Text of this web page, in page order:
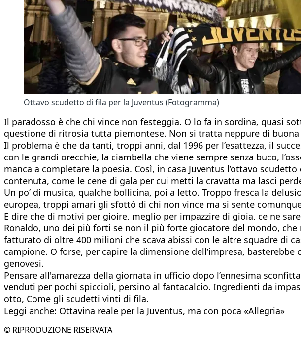
Ottavo scudetto di fila per la Juventus (Fotogramma)
Il paradosso è che chi vince non festeggia. O lo fa in sordina, quasi
questione di ritrosia tutta piemontese. Non si tratta neppure di
Il problema è che da tanti, troppi anni, dal 1996 per l’esattezza, il
con le grandi orecchie, la ciambella che viene sempre senza buco,
manca a completare la poesia. Così, in casa Juventus l’ottavo
contenuta, come le cene di gala per cui metti la cravatta ma lasci
Un po’ di musica, qualche bollicina, poi a letto. Troppo fresca la
europea, troppi amari gli sfottò di chi non vince ma si sente
E dire che di motivi per gioire, meglio per impazzire di gioia, ce ne
Ronaldo, uno dei più forti se non il più forte giocatore del mondo,
fatturato di oltre 400 milioni che scava abissi con le altre squadre di
campione. O forse, per capire la dimensione dell’impresa,
genovesi.
Pensare all'amarezza della giornata in ufficio dopo l’ennesima
venduti per pochi spiccioli, persino al fantacalcio. Ingredienti da
otto, Come gli scudetti vinti di fila.
Leggi anche: Ottavina reale per la Juventus, ma con poca «Allegria»
© RIPRODUZIONE RISERVATA